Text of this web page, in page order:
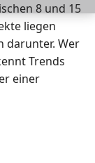
8 und 15
liegen
darunter. Wer
Trends
einer